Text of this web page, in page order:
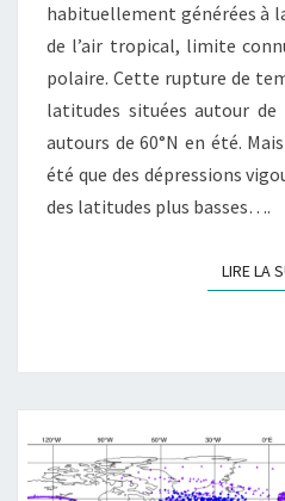
habituellement générées à
de l’air tropical, limite
polaire. Cette rupture de
latitudes situées autour
autours de 60°N en été.
été que des dépressions
des latitudes plus basses….
LIRE LA